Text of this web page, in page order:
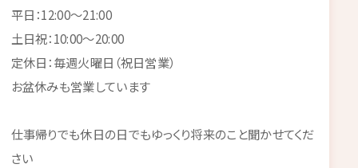
平日：12:00～21:00
土日祝：10:00～20:00
定休日：毎週火曜日（祝日営業）
お盆休みも営業しています
仕事帰りでも休日の日でもゆっくり将来のこと聞かせてくだ
さい